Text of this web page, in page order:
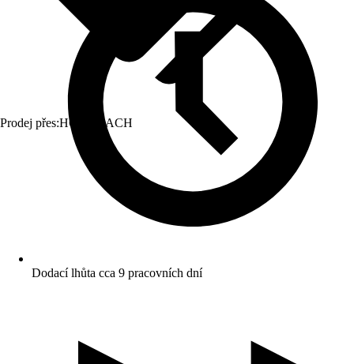
Prodej přes:HORNBACH
Dodací lhůta cca 9 pracovních dní